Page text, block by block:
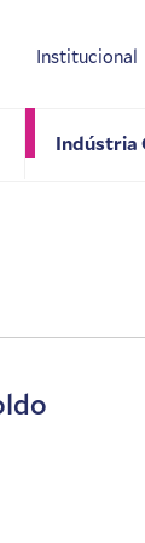
Indústria
Institucional